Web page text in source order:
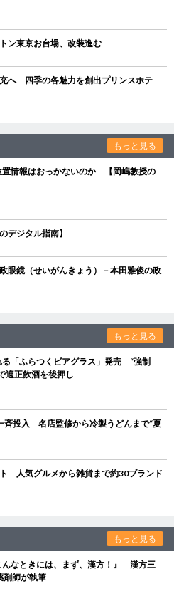
ン東京お台場、改装進む
へ 四季の各魅力を創出プリンスホテ
もっと見る
置情報はおっかないのか 【岡嶋教授の
ジタル指南】
眼鏡（せいがんきょう）－本田雅俊の政
もっと見る
る「ふらつくビアグラス」発売 “強制
適正飲酒を後押し
斉投入 名店監修から冷製うどんまで“夏
人気グルメから雑貨まで約30ブランド
もっと見る
んなときには、まず、漢方！』 漢方三
剤師が執筆